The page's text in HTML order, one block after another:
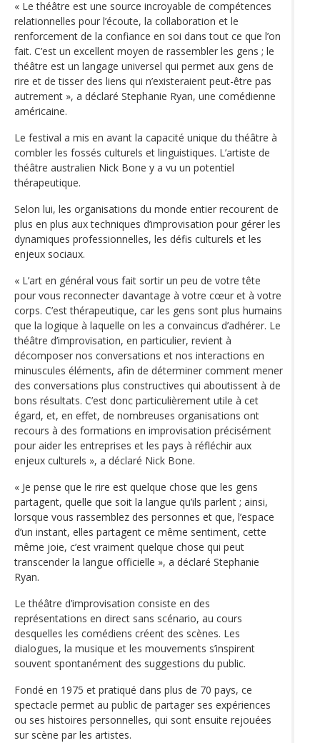
« Le théâtre est une source incroyable de compétences
relationnelles pour l’écoute, la collaboration et le
renforcement de la confiance en soi dans tout ce que l’on
fait. C’est un excellent moyen de rassembler les gens ; le
théâtre est un langage universel qui permet aux gens de
rire et de tisser des liens qui n’existeraient peut-être pas
autrement », a déclaré Stephanie Ryan, une comédienne
américaine.
Le festival a mis en avant la capacité unique du théâtre à
combler les fossés culturels et linguistiques. L’artiste de
théâtre australien Nick Bone y a vu un potentiel
thérapeutique.
Selon lui, les organisations du monde entier recourent de
plus en plus aux techniques d’improvisation pour gérer les
dynamiques professionnelles, les défis culturels et les
enjeux sociaux.
« L’art en général vous fait sortir un peu de votre tête
pour vous reconnecter davantage à votre cœur et à votre
corps. C’est thérapeutique, car les gens sont plus humains
que la logique à laquelle on les a convaincus d’adhérer. Le
théâtre d’improvisation, en particulier, revient à
décomposer nos conversations et nos interactions en
minuscules éléments, afin de déterminer comment mener
des conversations plus constructives qui aboutissent à de
bons résultats. C’est donc particulièrement utile à cet
égard, et, en effet, de nombreuses organisations ont
recours à des formations en improvisation précisément
pour aider les entreprises et les pays à réfléchir aux
enjeux culturels », a déclaré Nick Bone.
« Je pense que le rire est quelque chose que les gens
partagent, quelle que soit la langue qu’ils parlent ; ainsi,
lorsque vous rassemblez des personnes et que, l’espace
d’un instant, elles partagent ce même sentiment, cette
même joie, c’est vraiment quelque chose qui peut
transcender la langue officielle », a déclaré Stephanie
Ryan.
Le théâtre d’improvisation consiste en des
représentations en direct sans scénario, au cours
desquelles les comédiens créent des scènes. Les
dialogues, la musique et les mouvements s’inspirent
souvent spontanément des suggestions du public.
Fondé en 1975 et pratiqué dans plus de 70 pays, ce
spectacle permet au public de partager ses expériences
ou ses histoires personnelles, qui sont ensuite rejouées
sur scène par les artistes.